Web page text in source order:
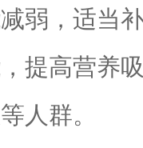
弱，适当
提高营养
人群。